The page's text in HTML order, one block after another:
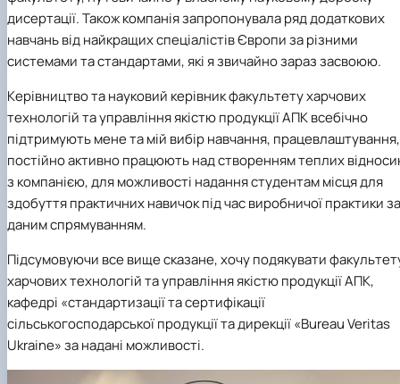
дисертації. Також компанія запропонувала ряд додаткових
навчань від найкращих спеціалістів Європи за різними
системами та стандартами, які я звичайно зараз засвоюю.
Керівництво та науковий керівник факультету харчових
технологій та управління якістю продукції АПК всебічно
підтримують мене та мій вибір навчання, працевлаштування,
постійно активно працюють над створенням теплих
з компанією, для можливості надання студентам місця для
здобуття практичних навичок під час виробничої практики за
даним спрямуванням.
Підсумовуючи все вище сказане, хочу подякувати
харчових технологій та управління якістю продукції АПК,
кафедрі «стандартизації та сертифікації
сільськогосподарської продукції та дирекції «BureauVeritas
Ukraine»за надані можливості.